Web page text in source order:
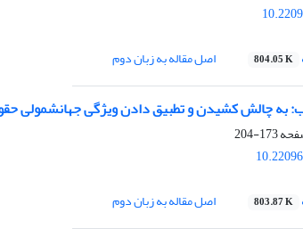
804.05 K اصل مقاله به زبان دوم
به چالش کشیدن و تطبیق دادن ویژگی جهانشمولی
173-204
803.87 K اصل مقاله به زبان دوم